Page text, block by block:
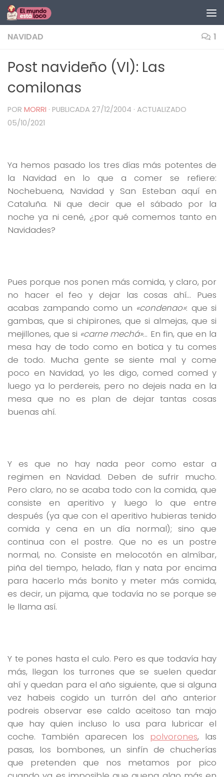
Saltar al contenido
NAVIDAD 1
Post navideño (VI): Las
comilonas
POR MORRI · PUBLICADA 27/12/2004 · ACTUALIZADO
05/10/2021
Ya hemos pasado los tres días más potentes de
la Navidad en lo que a comer se refiere:
Nochebuena, Navidad y San Esteban aquí en
Cataluña. Ni que decir que el sábado por la
noche ya ni cené, ¿por qué comemos tanto en
Navidades?
Pues porque nos ponen más comida, y claro, por
no hacer el feo y dejar las cosas ahí… Pues
acabas zampando como un «condenao»: que si
gambas, que si chipirones, que si almejas, que si
mejillones, que si «carne mechá»… En fin, que en la
mesa hay de todo como en botica y tu comes
de todo. Mucha gente se siente mal y come
poco en Navidad, yo les digo, comed comed y
luego ya lo perdereis, pero no dejeis nada en la
mesa que no es plan de dejar tantas cosas
buenas ahí.
Y es que no hay nada peor como estar a
regimen en Navidad. Deben de sufrir mucho.
Pero claro, no se acaba todo con la comida, que
consiste en aperitivo y luego lo que entre
después (ya que con el aperitivo hubieras tenido
comida y cena en un día normal); sino que
continua con el postre. Que no es un postre
normal, no. Consiste en melocotón en almíbar,
piña del tiempo, helado, flan y nata por encima
para hacerlo más bonito y meter más comida,
es decir, un pijama, que todavía no se porque se
le llama así.
Y te pones hasta el culo. Pero es que todavía hay
más, llegan los turrones que se suelen quedar
ahí y quedan para el año siguiente, que si alguna
vez habeis cogido un turrón del año anterior
podreis observar ese caldo aceitoso tan majo
que hay quien incluso lo usa para lubricar el
coche. También aparecen los polvorones, las
pasas, los bombones, un sinfín de chucherías
que pretenden que nos metamos por pico